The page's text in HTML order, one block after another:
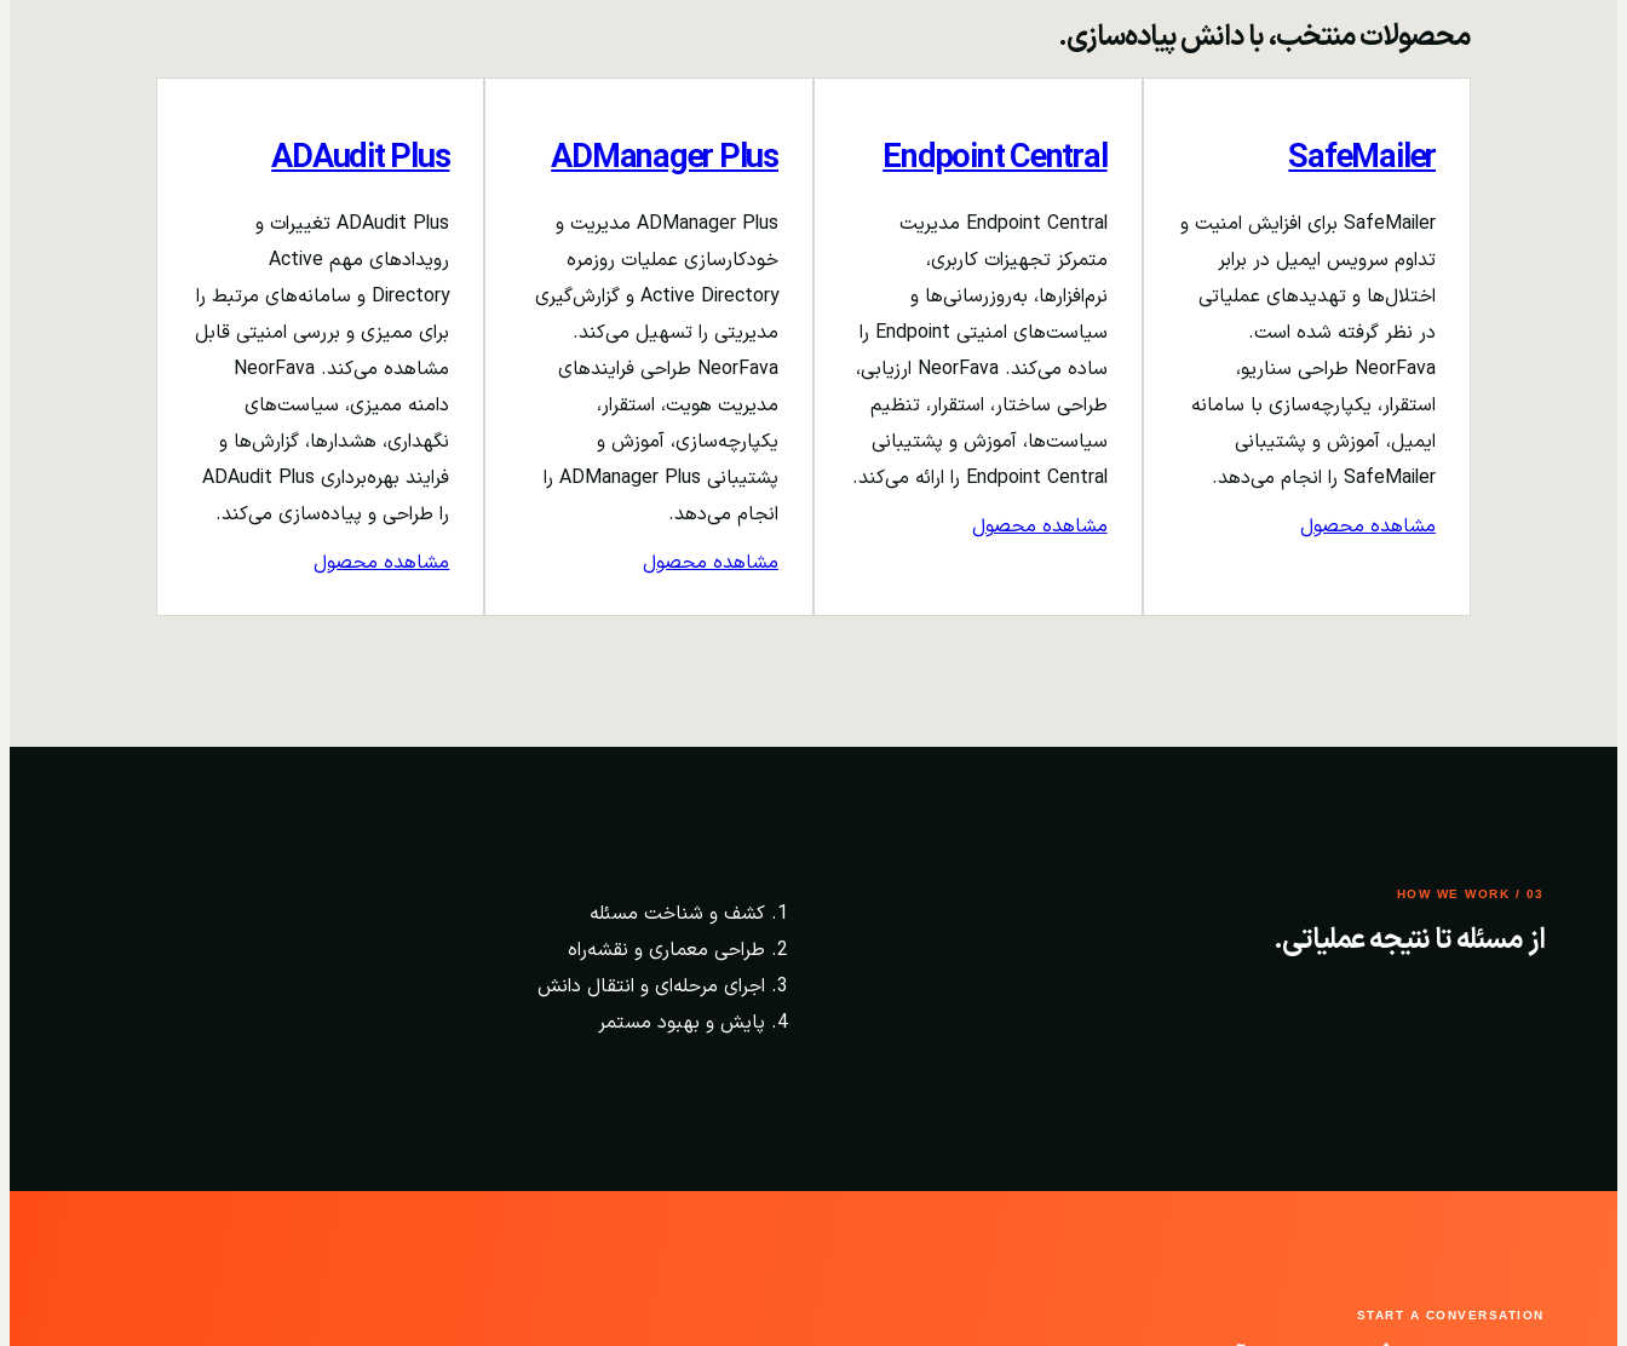
محصولات منتخب، با دانش پیاده‌سازی.
SafeMailer
SafeMailer برای افزایش امنیت و
تداوم سرویس ایمیل در برابر
اختلال‌ها و تهدیدهای عملیاتی
در نظر گرفته شده است.
NeorFava طراحی سناریو،
استقرار، یکپارچه‌سازی با سامانه
ایمیل، آموزش و پشتیبانی
SafeMailer را انجام می‌دهد.
مشاهده محصول
Endpoint Central
Endpoint Central مدیریت
متمرکز تجهیزات کاربری،
نرم‌افزارها، به‌روزرسانی‌ها و
سیاست‌های امنیتی Endpoint را
ساده می‌کند. NeorFava ارزیابی،
طراحی ساختار، استقرار، تنظیم
سیاست‌ها، آموزش و پشتیبانی
Endpoint Central را ارائه می‌کند.
مشاهده محصول
ADManager Plus
ADManager Plus مدیریت و
خودکارسازی عملیات روزمره
Active Directory و گزارش‌گیری
مدیریتی را تسهیل می‌کند.
NeorFava طراحی فرایندهای
مدیریت هویت، استقرار،
یکپارچه‌سازی، آموزش و
پشتیبانی ADManager Plus را
انجام می‌دهد.
مشاهده محصول
ADAudit Plus
ADAudit Plus تغییرات و
رویدادهای مهم Active
Directory و سامانه‌های مرتبط را
برای ممیزی و بررسی امنیتی قابل
مشاهده می‌کند. NeorFava
دامنه ممیزی، سیاست‌های
نگهداری، هشدارها، گزارش‌ها و
فرایند بهره‌برداری ADAudit Plus
را طراحی و پیاده‌سازی می‌کند.
مشاهده محصول
03 / HOW WE WORK
از مسئله تا نتیجه عملیاتی.
کشف و شناخت مسئله
طراحی معماری و نقشه‌راه
اجرای مرحله‌ای و انتقال دانش
پایش و بهبود مستمر
START A CONVERSATION